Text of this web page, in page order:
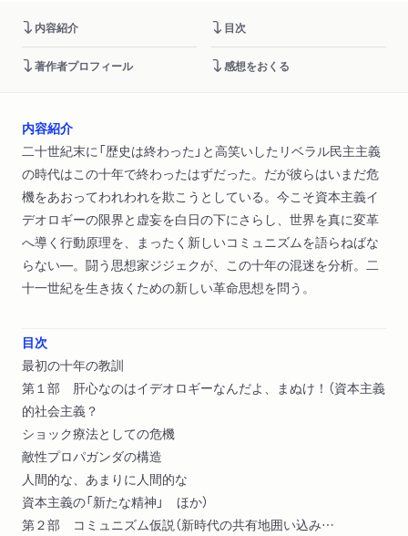
内容紹介 目次
著作者プロフィール 感想をおくる
内容紹介
二十世紀末に「歴史は終わった」と高笑いしたリベラル民主主義
の時代はこの十年で終わったはずだった。だが彼らはいまだ危
機をあおってわれわれを欺こうとしている。今こそ資本主義イ
デオロギーの限界と虚妄を白日の下にさらし、世界を真に変革
へ導く行動原理を、まったく新しいコミュニズムを語らねばな
らない―。闘う思想家ジジェクが、この十年の混迷を分析。二
十一世紀を生き抜くための新しい革命思想を問う。
目次
最初の十年の教訓
第１部 肝心なのはイデオロギーなんだよ、まぬけ！（資本主義
的社会主義？
ショック療法としての危機
敵性プロパガンダの構造
人間的な、あまりに人間的な
資本主義の「新たな精神」 ほか）
第２部 コミュニズム仮説（新時代の共有地囲い込み